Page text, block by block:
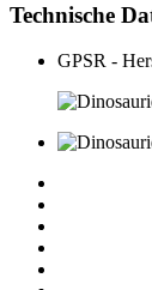
Technische
GPSR -